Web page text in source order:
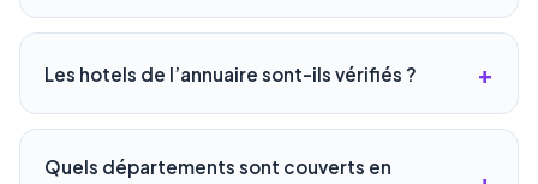
Les hotels de l’annuaire sont-ils vérifiés ?
Quels départements sont couverts en